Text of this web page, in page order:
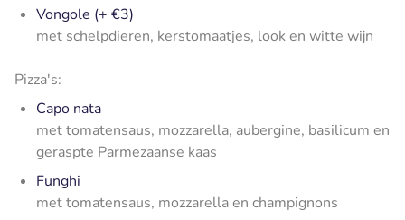
Vongole (+ €3)
met schelpdieren, kerstomaatjes, look en witte wijn
Pizza's:
Capo nata
met tomatensaus, mozzarella, aubergine, basilicum en
geraspte Parmezaanse kaas
Funghi
met tomatensaus, mozzarella en champignons